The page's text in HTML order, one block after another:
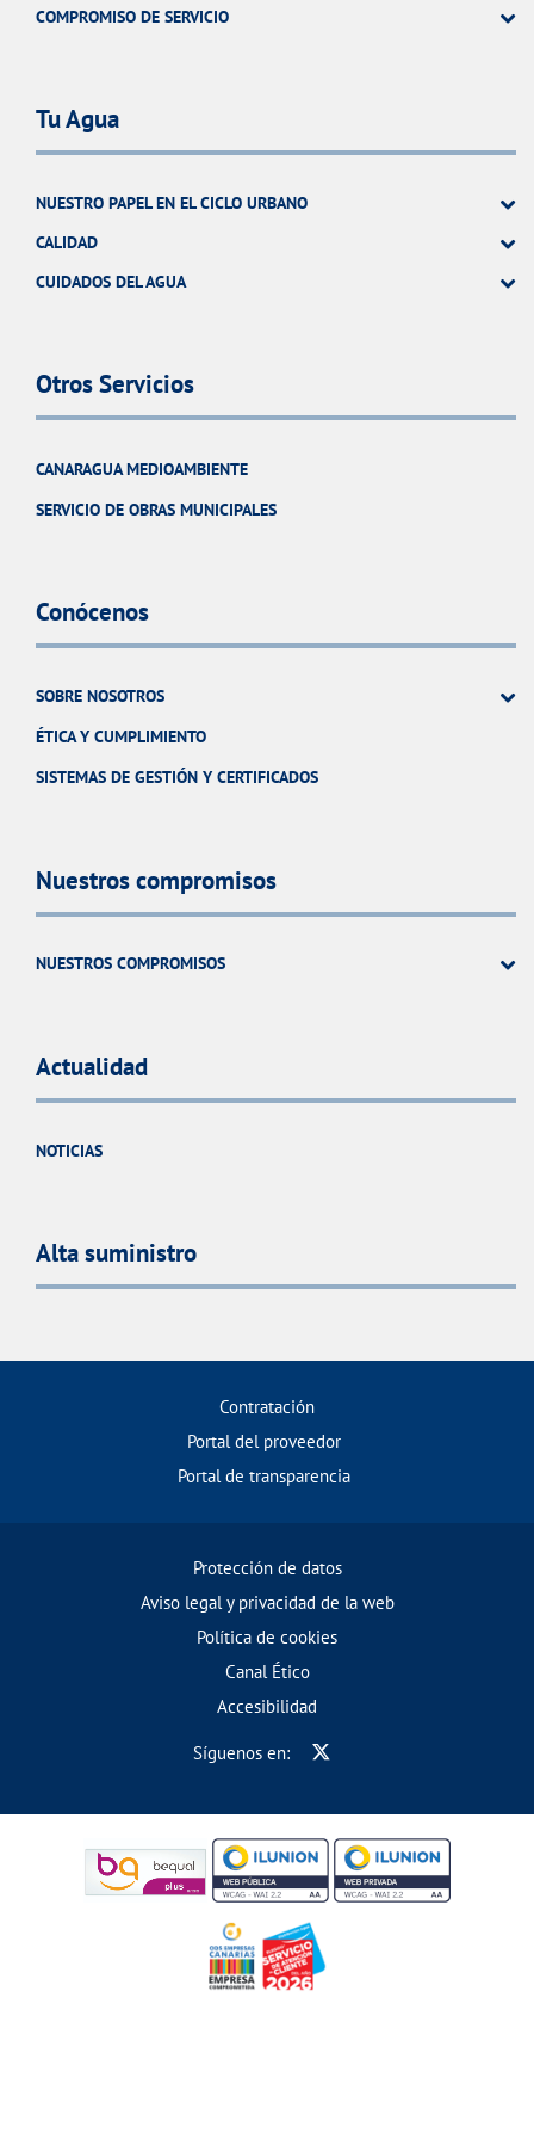
COMPROMISO DE SERVICIO
Tu Agua
NUESTRO PAPEL EN EL CICLO URBANO
CALIDAD
CUIDADOS DEL AGUA
Otros Servicios
CANARAGUA MEDIOAMBIENTE
SERVICIO DE OBRAS MUNICIPALES
Conócenos
SOBRE NOSOTROS
ÉTICA Y CUMPLIMIENTO
SISTEMAS DE GESTIÓN Y CERTIFICADOS
Nuestros compromisos
NUESTROS COMPROMISOS
Actualidad
NOTICIAS
Alta suministro
Contratación
Portal del proveedor
Portal de transparencia
Protección de datos
Aviso legal y privacidad de la web
Política de cookies
Canal Ético
Accesibilidad
Síguenos en: